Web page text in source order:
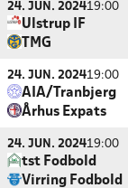
24. JUN. 202419:00
Ulstrup IF
TMG
24. JUN. 202419:00
AIA/Tranbjerg
Århus Expats
24. JUN. 202419:00
tst Fodbold
Virring Fodbold